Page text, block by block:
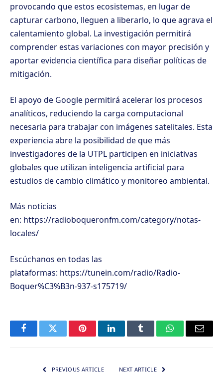
provocando que estos ecosistemas, en lugar de
capturar carbono, lleguen a liberarlo, lo que agrava el
calentamiento global. La investigación permitirá
comprender estas variaciones con mayor precisión y
aportar evidencia científica para diseñar políticas de
mitigación.
El apoyo de Google permitirá acelerar los procesos
analíticos, reduciendo la carga computacional
necesaria para trabajar con imágenes satelitales. Esta
experiencia abre la posibilidad de que más
investigadores de la UTPL participen en iniciativas
globales que utilizan inteligencia artificial para
estudios de cambio climático y monitoreo ambiental.
Más noticias
en: https://radioboqueronfm.com/category/notas-
locales/
Escúchanos en todas las
plataformas: https://tunein.com/radio/Radio-
Boquer%C3%B3n-937-s175719/
FacebookTwitter PinterestLinkedInTumblr WhatsAppEmail
PREVIOUS ARTICLE NEXT ARTICLE